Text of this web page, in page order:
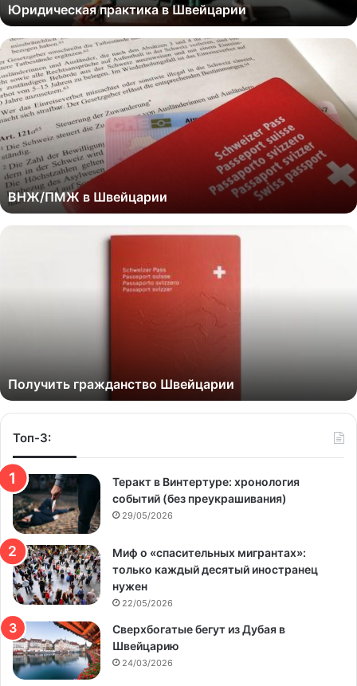
Юридическая практика в Швейцарии
ВНЖ/ПМЖ в Швейцарии
Получить гражданство Швейцарии
Топ-3:
Теракт в Винтертуре: хронология
событий (без преукрашивания)
29/05/2026
Миф о «спасительных мигрантах»:
только каждый десятый иностранец
нужен
22/05/2026
Сверхбогатые бегут из Дубая в
Швейцарию
24/03/2026